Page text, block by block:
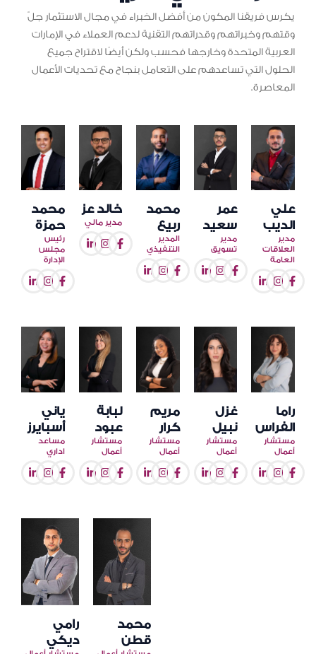
يكرس فريقنا المكون من أفضل الخبراء في مجال الاستثمار جلّ
وقتهم وخبراتهم وقدراتهم التقنية لدعم العملاء في الإمارات
العربية المتحدة وخارجها فحسب ولكن أيضًا لاقتراح جميع
الحلول التي تساعدهم على التعامل بنجاح مع تحديات الأعمال
المعاصرة.
محمد
حمزة
رئيس
مجلس
الإدارة
خالد عز
مدير مالي
محمد
ربيع
المدير
التنفيذي
عمر
سعيد
مدير
تسويق
علي
الديب
مدير
العلاقات
العامة
ياني
أسبايرز
مساعد
اداري
لبابة
عبود
مستشار
أعمال
مريم
كرار
مستشار
أعمال
غزل
نبيل
مستشار
أعمال
راما
الفراس
مستشار
أعمال
رامي
ديكي
محمد
قطن